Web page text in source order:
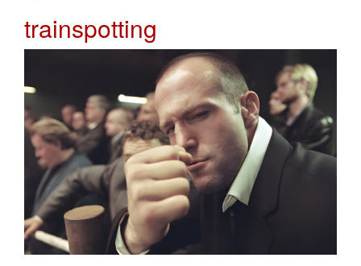
trainspotting